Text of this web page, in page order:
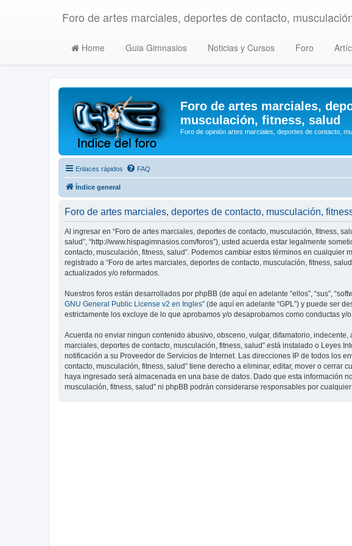
Foro de artes marciales, deportes de contacto,
Home Guia Gimnasios Noticias y Cursos Foro
Foro de artes marciales,
musculación, fitness, salud
Foro de opinión artes marciales, deportes de contacto,
Enlaces rápidos FAQ
Índice general
Foro de artes marciales, deportes de contacto, musculación,
Al ingresar en “Foro de artes marciales, deportes de contacto, musculación, fitness,
salud”, “http://www.hispagimnasios.com/foros”), usted acuerda estar legalmente
contacto, musculación, fitness, salud”. Podemos cambiar estos términos en
registrado a “Foro de artes marciales, deportes de contacto, musculación, fitness,
actualizados y/o reformados.
Nuestros foros están desarrollados por phpBB (de aquí en adelante “ellos”, “sus”,
GNU General Public License v2 en Ingles” (de aquí en adelante “GPL”) y puede ser
estrictamente los excluye de lo que aprobamos y/o desaprobamos como conductas
Acuerda no enviar ningun contenido abusivo, obsceno, vulgar, difamatorio,
marciales, deportes de contacto, musculación, fitness, salud” está instalado o Leyes
notificación a su Proveedor de Servicios de Internet. Las direcciones IP de todos los
contacto, musculación, fitness, salud” tiene derecho a eliminar, editar, mover o
haya ingresado será almacenada en una base de datos. Dado que esta información
musculación, fitness, salud” ni phpBB podrán considerarse responsables por